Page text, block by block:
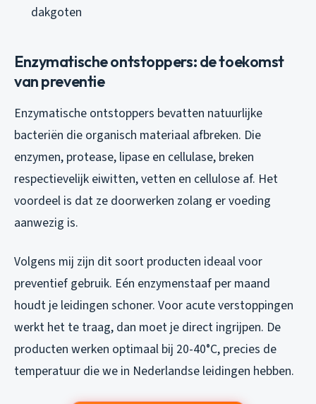
dakgoten
Enzymatische ontstoppers: de toekomst
van preventie
Enzymatische ontstoppers bevatten natuurlijke
bacteriën die organisch materiaal afbreken. Die
enzymen, protease, lipase en cellulase, breken
respectievelijk eiwitten, vetten en cellulose af. Het
voordeel is dat ze doorwerken zolang er voeding
aanwezig is.
Volgens mij zijn dit soort producten ideaal voor
preventief gebruik. Eén enzymenstaaf per maand
houdt je leidingen schoner. Voor acute verstoppingen
werkt het te traag, dan moet je direct ingrijpen. De
producten werken optimaal bij 20-40°C, precies de
temperatuur die we in Nederlandse leidingen hebben.